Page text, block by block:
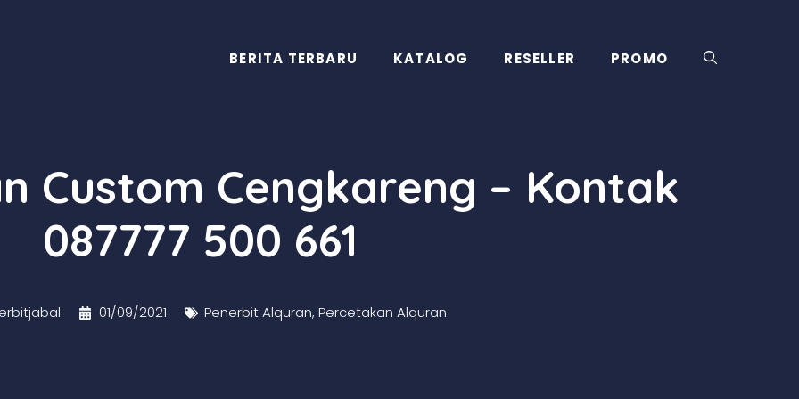
BERITA TERBARU KATALOG RESELLER PROMO
Custom Cengkareng – Kontak
087777 500 661
01/09/2021 Penerbit Alquran,Percetakan Alquran